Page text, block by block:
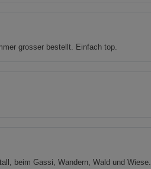
grosser bestellt. Einfach top.
beim Gassi, Wandern, Wald und Wiese.